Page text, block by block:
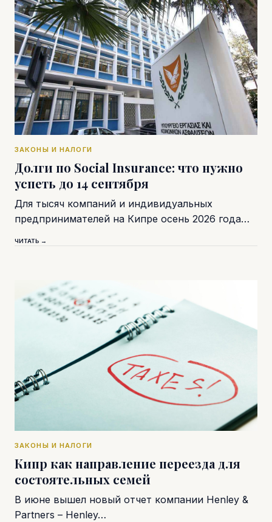
ЗАКОНЫ И НАЛОГИ
Долги по Social Insurance: что нужно
успеть до 14 сентября
Для тысяч компаний и индивидуальных
предпринимателей на Кипре осень 2026 года…
ЧИТАТЬ →
ЗАКОНЫ И НАЛОГИ
Кипр как направление переезда для
состоятельных семей
В июне вышел новый отчет компании Henley &
Partners – Henley…